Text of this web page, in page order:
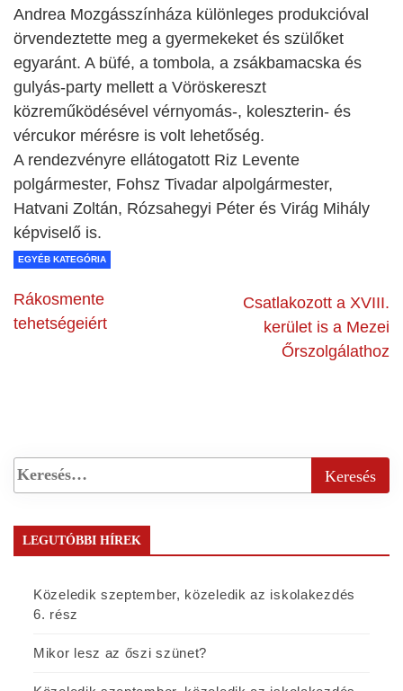
Andrea Mozgásszínháza különleges produkcióval
örvendeztette meg a gyermekeket és szülőket
egyaránt. A büfé, a tombola, a zsákbamacska és
gulyás-party mellett a Vöröskereszt
közreműködésével vérnyomás-, koleszterin- és
vércukor mérésre is volt lehetőség.
A rendezvényre ellátogatott Riz Levente
polgármester, Fohsz Tivadar alpolgármester,
Hatvani Zoltán, Rózsahegyi Péter és Virág Mihály
képviselő is.
EGYÉB KATEGÓRIA
Rákosmente
tehetségeiért
Csatlakozott a XVIII.
kerület is a Mezei
Őrszolgálathoz
LEGUTÓBBI HÍREK
Közeledik szeptember, közeledik az iskolakezdés
6. rész
Mikor lesz az őszi szünet?